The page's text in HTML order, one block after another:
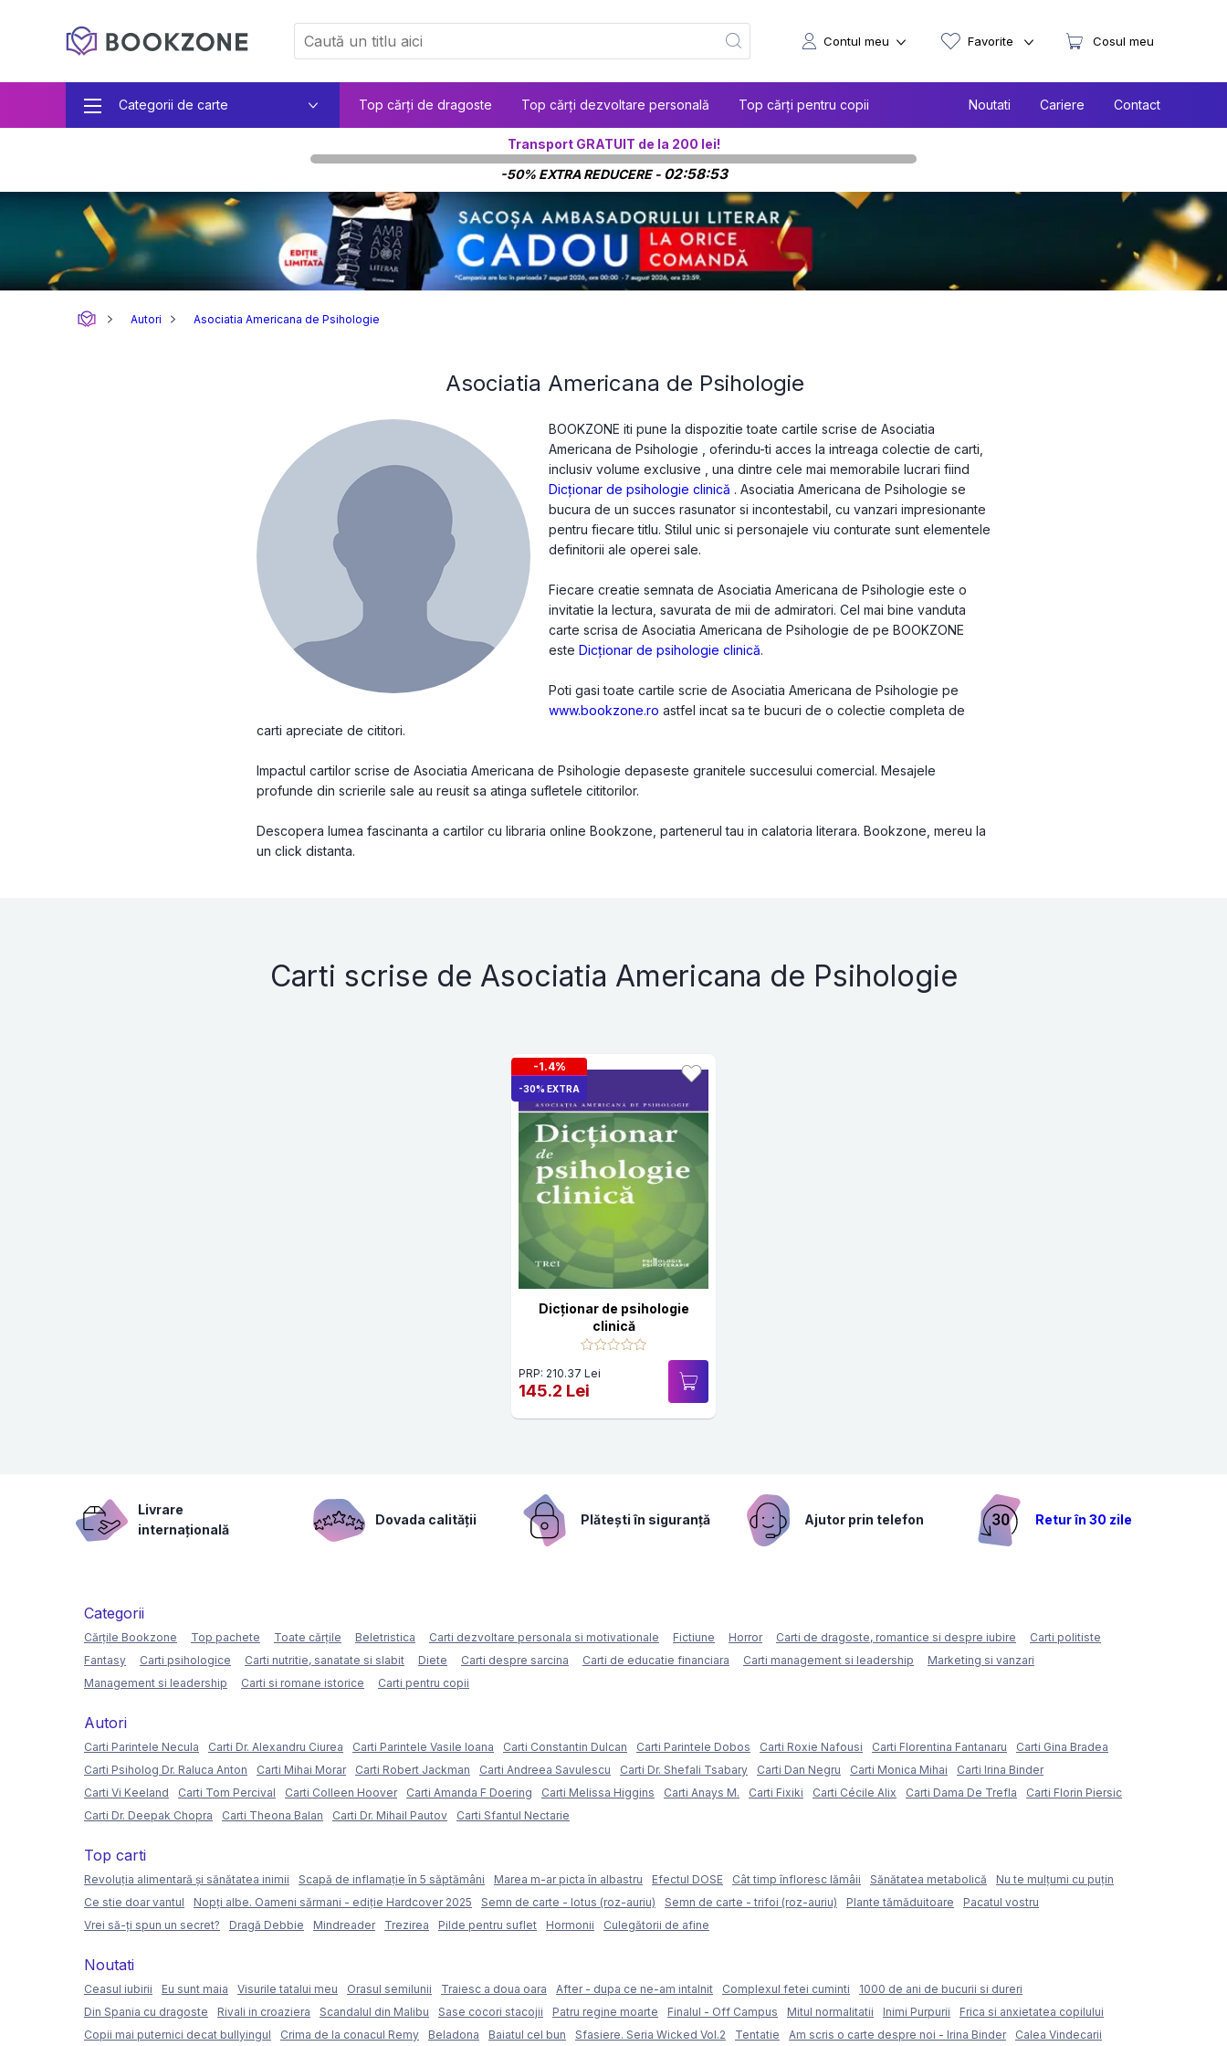
Categorii de carte Top cărți de dragoste Top cărți dezvoltare personală Top cărți pentru copii Noutati Cariere Contact
Contul meu Favorite Cosul meu
Transport GRATUIT de la 200 lei!
-50% EXTRA REDUCERE - 02:58:53
Autori Asociatia Americana de Psihologie
Asociatia Americana de Psihologie
BOOKZONE iti pune la dispozitie toate cartile scrise de Asociatia
Americana de Psihologie , oferindu-ti acces la intreaga colectie de carti,
inclusiv volume exclusive , una dintre cele mai memorabile lucrari fiind
Dicționar de psihologie clinică . Asociatia Americana de Psihologie se
bucura de un succes rasunator si incontestabil, cu vanzari impresionante
pentru fiecare titlu. Stilul unic si personajele viu conturate sunt elementele
definitorii ale operei sale.
Fiecare creatie semnata de Asociatia Americana de Psihologie este o
invitatie la lectura, savurata de mii de admiratori. Cel mai bine vanduta
carte scrisa de Asociatia Americana de Psihologie de pe BOOKZONE
esteDicționar de psihologie clinică.
Poti gasi toate cartile scrie de Asociatia Americana de Psihologie pe
www.bookzone.ro astfel incat sa te bucuri de o colectie completa de
carti apreciate de cititori.
Impactul cartilor scrise de Asociatia Americana de Psihologie depaseste granitele succesului comercial. Mesajele
profunde din scrierile sale au reusit sa atinga sufletele cititorilor.
Descopera lumea fascinanta a cartilor cu libraria online Bookzone, partenerul tau in calatoria literara. Bookzone, mereu la
un click distanta.
Carti scrise de Asociatia Americana de Psihologie
-1.4%
-30% EXTRA
Dicționar de psihologie
clinică
PRP: 210.37 Lei
145.2 Lei
Livrare
internațională
Dovada calității Plătești în siguranță Ajutor prin telefon Retur în 30 zile
Categorii
Cărțile Bookzone Top pachete Toate cărțile Beletristica Carti dezvoltare personala si motivationale Fictiune Horror Carti de dragoste, romantice si despre iubire
Carti politiste
Fantasy
Carti psihologice Carti nutritie, sanatate si slabit Diete Carti despre sarcina Carti de educatie financiara Carti management si leadership
Marketing si vanzari
Management si leadership
Carti si romane istorice Carti pentru copii
Autori
Carti Parintele Necula Carti Dr. Alexandru Ciurea Carti Parintele Vasile Ioana Carti Constantin Dulcan Carti Parintele Dobos Carti Roxie Nafousi Carti Florentina Fantanaru
Carti Gina Bradea
Carti Psiholog Dr. Raluca Anton
Carti Mihai Morar Carti Robert Jackman Carti Andreea Savulescu Carti Dr. Shefali Tsabary Carti Dan Negru Carti Monica Mihai
Carti Irina Binder
Carti Vi Keeland
Carti Tom Percival Carti Colleen Hoover Carti Amanda F Doering Carti Melissa Higgins Carti Anays M. Carti Fixiki Carti Cécile Alix Carti Dama De Trefla
Carti Florin Piersic
Carti Dr. Deepak Chopra
Carti Theona Balan Carti Dr. Mihail Pautov Carti Sfantul Nectarie
Top carti
Revoluția alimentară și sănătatea inimii Scapă de inflamație în 5 săptămâni Marea m-ar picta în albastru Efectul DOSE Cât timp înfloresc lămâii Sănătatea metabolică
Nu te mulțumi cu puțin
Ce stie doar vantul
Nopți albe. Oameni sărmani - ediție Hardcover 2025 Semn de carte - lotus (roz-auriu) Semn de carte - trifoi (roz-auriu) Plante tămăduitoare
Pacatul vostru
Vrei să-ți spun un secret?
Dragă Debbie Mindreader Trezirea Pilde pentru suflet Hormonii Culegătorii de afine
Noutati
Ceasul iubirii Eu sunt maia Visurile tatalui meu Orasul semilunii Traiesc a doua oara After - dupa ce ne-am intalnit Complexul fetei cuminti
1000 de ani de bucurii si dureri
Din Spania cu dragoste
Rivali in croaziera Scandalul din Malibu Sase cocori stacojii Patru regine moarte Finalul - Off Campus Mitul normalitatii Inimi Purpurii
Frica si anxietatea copilului
Copii mai puternici decat bullyingul
Crima de la conacul Remy Beladona Baiatul cel bun Sfasiere. Seria Wicked Vol.2 Tentatie Am scris o carte despre noi - Irina Binder Calea Vindecarii